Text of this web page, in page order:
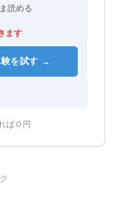
読める
ます
を試す →
ば０円